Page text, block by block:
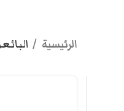
الرئيسية